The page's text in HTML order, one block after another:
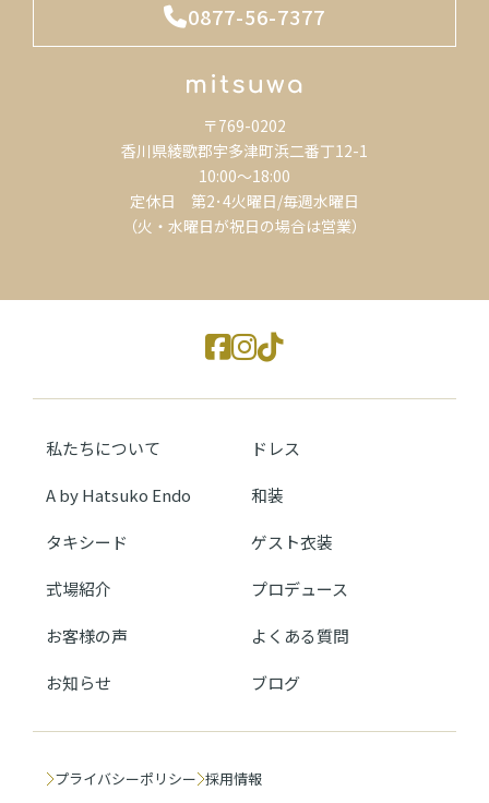
0877-56-7377
〒769-0202
香川県綾歌郡宇多津町浜二番丁12-1
10:00～18:00
定休日 第2･4火曜日/毎週水曜日
（火・水曜日が祝日の場合は営業）
私たちについて ドレス
A by Hatsuko Endo 和装
タキシード ゲスト衣装
式場紹介 プロデュース
お客様の声 よくある質問
お知らせ ブログ
プライバシーポリシー 採用情報